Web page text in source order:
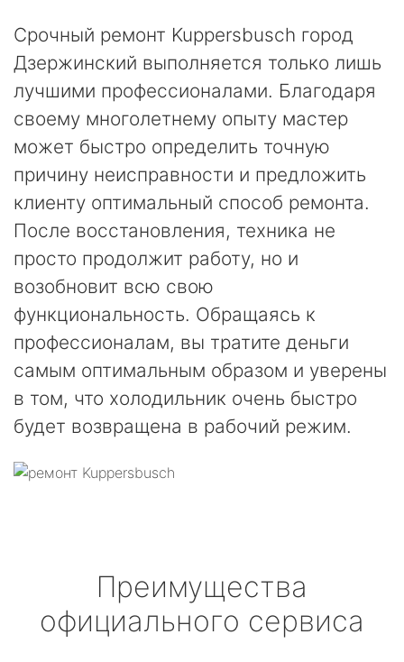
Срочный ремонт Kuppersbusch город
Дзержинский выполняется только лишь
лучшими профессионалами. Благодаря
своему многолетнему опыту мастер
может быстро определить точную
причину неисправности и предложить
клиенту оптимальный способ ремонта.
После восстановления, техника не
просто продолжит работу, но и
возобновит всю свою
функциональность. Обращаясь к
профессионалам, вы тратите деньги
самым оптимальным образом и уверены
в том, что холодильник очень быстро
будет возвращена в рабочий режим.
Преимущества
официального сервиса